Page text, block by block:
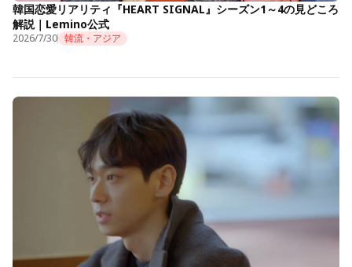
韓国恋愛リアリティ『HEART SIGNAL』シーズン1～4の見どころ
解説｜Lemino公式
2026/7/30 韓流・アジア